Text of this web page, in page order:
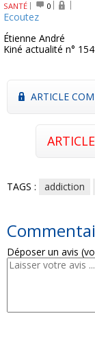
SANTÉ 0
Ecoutez
Étienne André
Kiné actualité n°
ARTICLE
TAGS : addiction
Déposer un avis